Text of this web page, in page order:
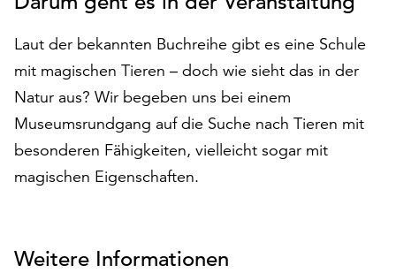
„Alle
akzeptieren“,
um
alle
Cookies
zu
akzeptieren.
Sie
jederzeit
Laut der bekannten Buchreihe gibt es eine Schule
mit magischen Tieren – doch wie sieht das in der
Natur aus? Wir begeben uns bei einem
Museumsrundgang auf die Suche nach Tieren mit
besonderen Fähigkeiten, vielleicht sogar mit
magischen Eigenschaften.
Weitere Informationen